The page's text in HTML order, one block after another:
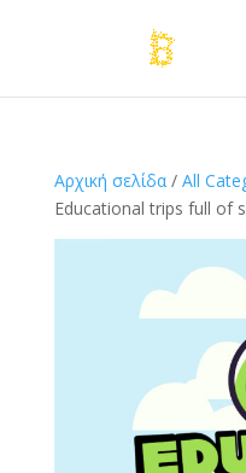
Αρχική σελίδα/ All
Educational trips full of